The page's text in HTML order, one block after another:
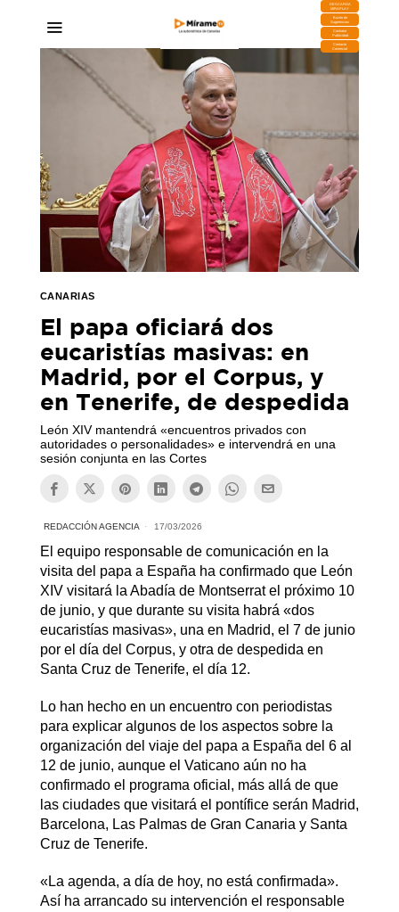
DESCARGA
MIRAPLAY
Buzón de
Sugerencias
Contratar
Publicidad
Contacto
Comercial
CANARIAS
El papa oficiará dos
eucaristías masivas: en
Madrid, por el Corpus, y
en Tenerife, de despedida
León XIV mantendrá «encuentros privados con
autoridades o personalidades» e intervendrá en una
sesión conjunta en las Cortes
REDACCIÓN AGENCIA 17/03/2026
El equipo responsable de comunicación en la
visita del papa a España ha confirmado que León
XIV visitará la Abadía de Montserrat el próximo 10
de junio, y que durante su visita habrá «dos
eucaristías masivas», una en Madrid, el 7 de junio
por el día del Corpus, y otra de despedida en
Santa Cruz de Tenerife, el día 12.
Lo han hecho en un encuentro con periodistas
para explicar algunos de los aspectos sobre la
organización del viaje del papa a España del 6 al
12 de junio, aunque el Vaticano aún no ha
confirmado el programa oficial, más allá de que
las ciudades que visitará el pontífice serán Madrid,
Barcelona, Las Palmas de Gran Canaria y Santa
Cruz de Tenerife.
«La agenda, a día de hoy, no está confirmada».
Así ha arrancado su intervención el responsable